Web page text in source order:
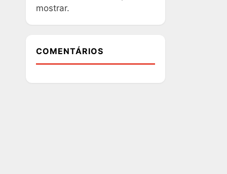
mostrar.
COMENTÁRIOS